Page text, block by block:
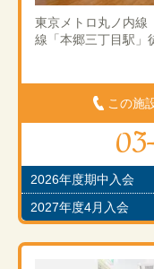
東京メトロ丸ノ内線
線「本郷三丁目駅」
この施
2026年度期中入会
2027年度4月入会